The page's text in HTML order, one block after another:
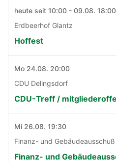
heute seit 10:00 - 09.08. 18:00
Erdbeerhof Glantz
Hoffest
Mo 24.08. 20:00
CDU Delingsdorf
CDU-Treff /
Mi 26.08. 19:30
Finanz- und Gebäudeausschuß
Finanz- und